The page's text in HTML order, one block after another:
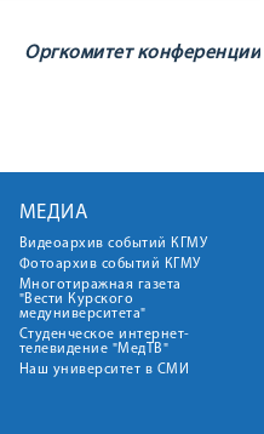
конференции
МЕДИА
Видеоархив событий КГМУ
Фотоархив событий КГМУ
Многотиражная газета
"Вести Курского
медуниверситета"
Студенческое интернет-
телевидение "МедТВ"
Наш университет в СМИ